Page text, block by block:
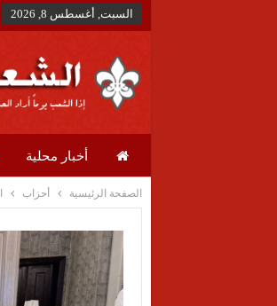
السبت, أغسطس 8, 2026
أخبار محلية
الصفحة الرئيسية أحزاب